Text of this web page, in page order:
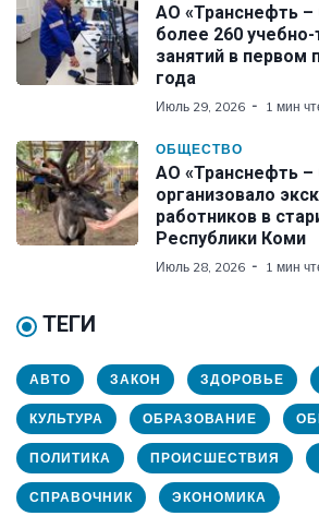
АО «Транснефть –
более 260
занятий в первом
года
Июль 29, 2026 1 мин
ОБЩЕСТВО
АО «Транснефть –
организовало
работников в
Республики Коми
Июль 28, 2026 1 мин
ТЕГИ
АВТО ЗАКОН ЗДОРОВЬЕ
КУЛЬТУРА ОБРАЗОВАНИЕ
ПОЛИТИКА ПРОИСШЕСТВИЯ
СПРАВОЧНИК ЭКОНОМИКА